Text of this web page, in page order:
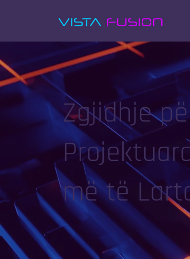
Zgjidhje
më të